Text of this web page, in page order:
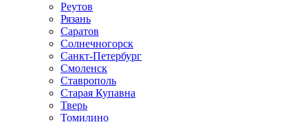
Реутов
Рязань
Саратов
Солнечногорск
Санкт-Петербург
Смоленск
Ставрополь
Старая Купавна
Тверь
Томилино